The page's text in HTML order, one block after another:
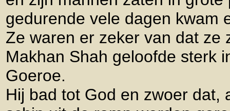
gedurende vele dagen kwam
Ze waren er zeker van dat ze
Makhan Shah geloofde sterk
Goeroe.
Hij bad tot God en zwoer dat,